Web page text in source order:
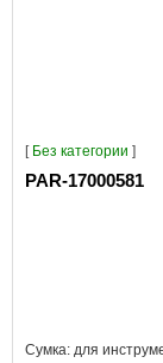
[ Без категории ]
PAR-17000581
Сумка: для